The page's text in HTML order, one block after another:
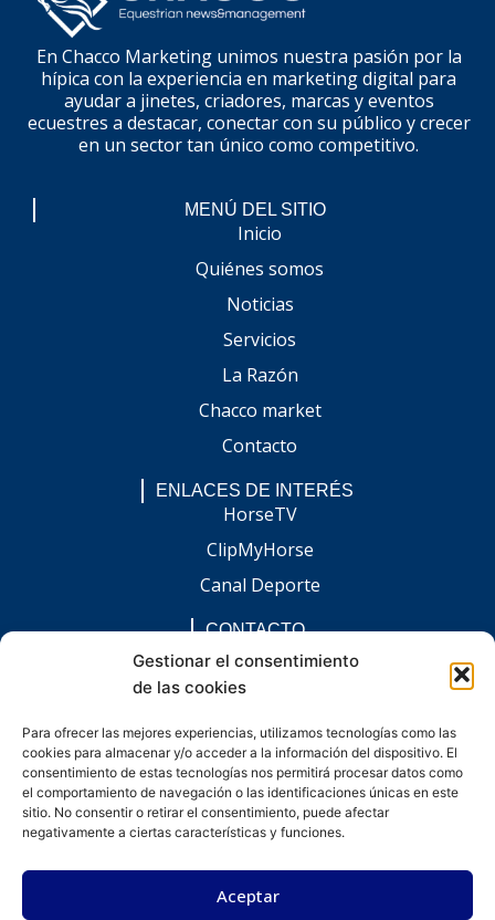
Gestionar el consentimiento
de las cookies
Para ofrecer las mejores experiencias, utilizamos tecnologías como las
cookies para almacenar y/o acceder a la información del dispositivo. El
consentimiento de estas tecnologías nos permitirá procesar datos como
el comportamiento de navegación o las identificaciones únicas en este
sitio. No consentir o retirar el consentimiento, puede afectar
negativamente a ciertas características y funciones.
Aceptar
En Chacco Marketing unimos nuestra pasión por la
hípica con la experiencia en marketing digital para
ayudar a jinetes, criadores, marcas y eventos
ecuestres a destacar, conectar con su público y crecer
en un sector tan único como competitivo.
MENÚ DEL SITIO
Inicio
Quiénes somos
Noticias
Servicios
La Razón
Chacco market
Contacto
ENLACES DE INTERÉS
HorseTV
ClipMyHorse
Canal Deporte
CONTACTO
comunicacion@chaccoinfo.com
Presentes en todo el ámbito nacional
F
a
c
e
b
o
I
n
s
t
a
g
L
i
n
k
e
d
i
E
n
v
e
l
o
W
h
a
t
s